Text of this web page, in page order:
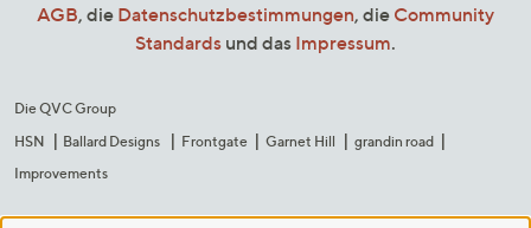
AGB, die Datenschutzbestimmungen, die Community
Standards und das Impressum.
Die QVC Group
HSN
Ballard Designs Frontgate Garnet Hill
grandin road
Improvements